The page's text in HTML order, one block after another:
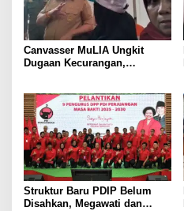
Canvasser MuLIA Ungkit
Dugaan Kecurangan,
Struktur Baru PDIP Belum
Disahkan, Megawati dan